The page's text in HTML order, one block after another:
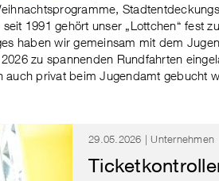
1991 gehört unser „Lottchen“ fest
haben wir gemeinsam mit dem
zu spannenden Rundfahrten
auch privat beim Jugendamt gebucht
29.05.2026 | Unternehmen